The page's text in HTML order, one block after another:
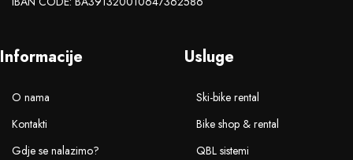
Informacije
O nama
Kontakti
Gdje se nalazimo?
Usluge
Ski-bike rental
Bike shop & rental
QBL sistemi